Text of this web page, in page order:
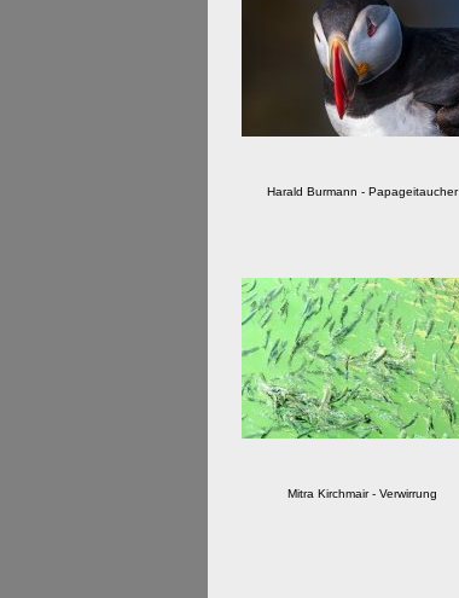
Harald Burmann - Papageitaucher
Mitra Kirchmair - Verwirrung